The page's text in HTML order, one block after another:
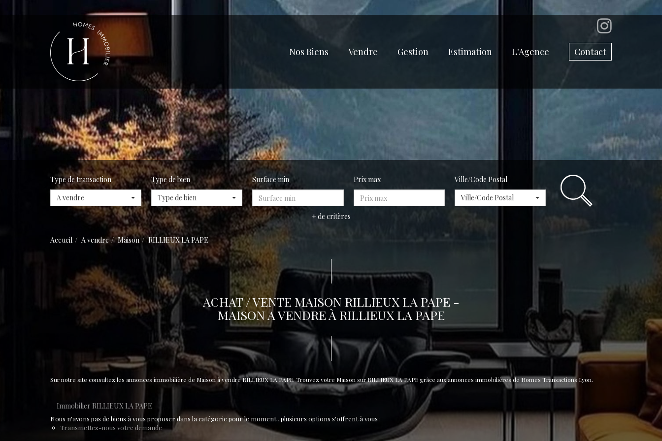
Nos Biens Vendre Gestion Estimation L'Agence Contact
Type de transaction
A vendre
Type de bien
Type de bien
Surface min Prix max
Ville/Code Postal
Ville/Code Postal
+ de critères
Accueil A vendre Maison RILLIEUX LA PAPE
ACHAT / VENTE MAISON RILLIEUX LA PAPE -
MAISON A VENDRE À RILLIEUX LA PAPE
Sur notre site consultez les annonces immobilière de Maison à vendre RILLIEUX LA PAPE. Trouvez votre Maison sur RILLIEUX LA PAPE grâce aux annonces immobilières de Homes Transactions Lyon.
Immobilier RILLIEUX LA PAPE
Nous n'avons pas de biens à vous proposer dans la catégorie pour le moment , plusieurs options s'offrent à vous :
Transmettez-nous votre demande